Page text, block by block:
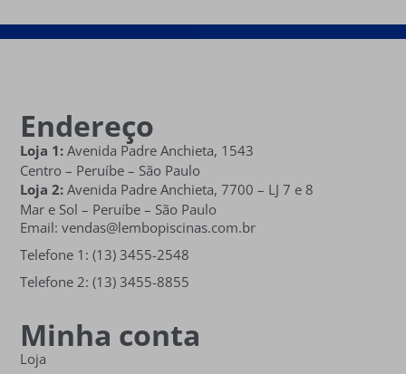
Minha conta
Loja
Endereço
Loja 1: Avenida Padre Anchieta, 1543
Centro – Peruíbe – São Paulo
Loja 2: Avenida Padre Anchieta,7700 – LJ 7 e 8
Mar e Sol – Peruíbe – São Paulo
Email: vendas@lembopiscinas.com.br
Telefone 1: (13) 3455-2548
Telefone 2: (13) 3455-8855